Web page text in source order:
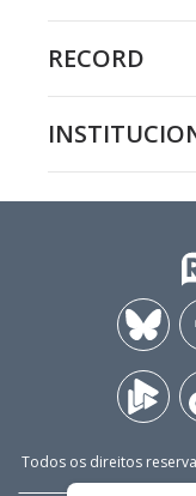
RECORD
Todos os direitos